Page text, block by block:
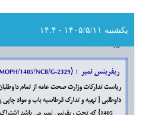
اعطای
قرارداد!
یکشنبه ۱۴۰۵/۵/۱۱ - ۱۴:۴